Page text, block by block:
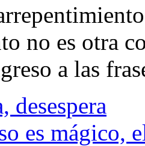
no es otra
a las
desespera
es mágico,